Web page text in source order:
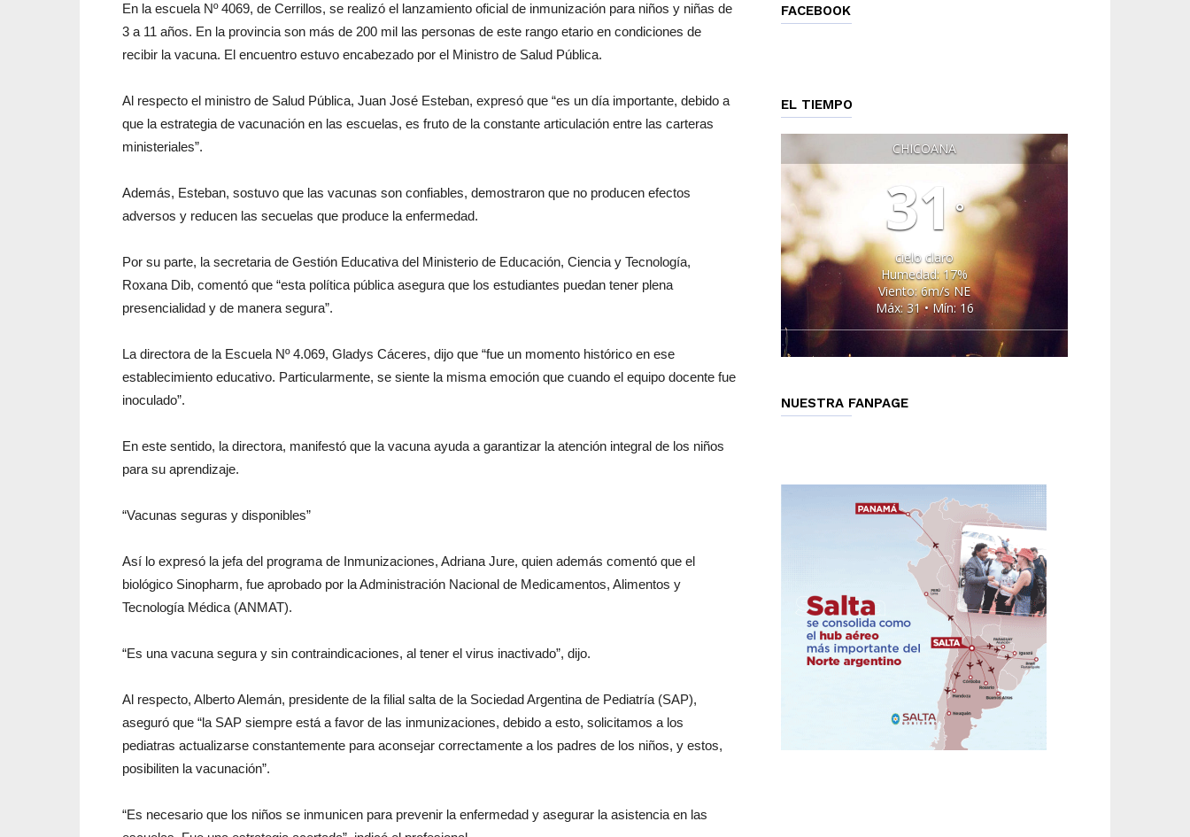
En la escuela Nº 4069, de Cerrillos, se realizó el lanzamiento oficial de inmunización para niños y niñas de
3 a 11 años. En la provincia son más de 200 mil las personas de este rango etario en condiciones de
recibir la vacuna. El encuentro estuvo encabezado por el Ministro de Salud Pública.
Al respecto el ministro de Salud Pública, Juan José Esteban, expresó que “es un día importante, debido a
que la estrategia de vacunación en las escuelas, es fruto de la constante articulación entre las carteras
ministeriales”.
Además, Esteban, sostuvo que las vacunas son confiables, demostraron que no producen efectos
adversos y reducen las secuelas que produce la enfermedad.
Por su parte, la secretaria de Gestión Educativa del Ministerio de Educación, Ciencia y Tecnología,
Roxana Dib, comentó que “esta política pública asegura que los estudiantes puedan tener plena
presencialidad y de manera segura”.
La directora de la Escuela Nº 4.069, Gladys Cáceres, dijo que “fue un momento histórico en ese
establecimiento educativo. Particularmente, se siente la misma emoción que cuando el equipo docente fue
inoculado”.
En este sentido, la directora, manifestó que la vacuna ayuda a garantizar la atención integral de los niños
para su aprendizaje.
“Vacunas seguras y disponibles”
Así lo expresó la jefa del programa de Inmunizaciones, Adriana Jure, quien además comentó que el
biológico Sinopharm, fue aprobado por la Administración Nacional de Medicamentos, Alimentos y
Tecnología Médica (ANMAT).
“Es una vacuna segura y sin contraindicaciones, al tener el virus inactivado”, dijo.
Al respecto, Alberto Alemán, presidente de la filial salta de la Sociedad Argentina de Pediatría (SAP),
aseguró que “la SAP siempre está a favor de las inmunizaciones, debido a esto, solicitamos a los
pediatras actualizarse constantemente para aconsejar correctamente a los padres de los niños, y estos,
posibiliten la vacunación”.
“Es necesario que los niños se inmunicen para prevenir la enfermedad y asegurar la asistencia en las
FACEBOOK
EL TIEMPO
CHICOANA
31°
cielo claro
Humedad: 17%
Viento: 6m/s NE
Máx: 31 • Mín: 16
NUESTRA FANPAGE